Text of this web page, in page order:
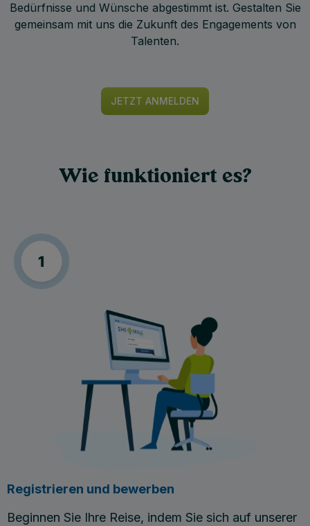
Bedürfnisse und Wünsche abgestimmt ist. Gestalten Sie
gemeinsam mit uns die Zukunft des Engagements von
Talenten.
JETZT ANMELDEN
Wie funktioniert es?
Registrieren und bewerben
Beginnen Sie Ihre Reise, indem Sie sich auf unserer